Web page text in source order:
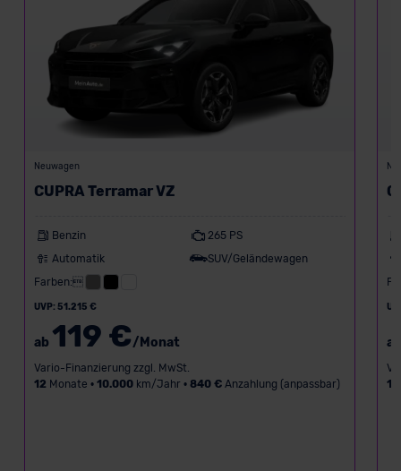
Neuwagen
CUPRA Terramar VZ
Benzin
265 PS
Automatik
SUV/Geländewagen
Farben:
UVP: 51.215 €
ab 119 €/Monat
Vario-Finanzierung zzgl. MwSt.
12 Monate • 10.000km/Jahr • 840 €Anzahlung (anpassbar)
12